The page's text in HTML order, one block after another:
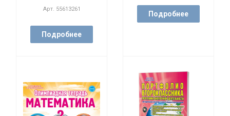
Арт. 55613261
Подробнее
Подробнее